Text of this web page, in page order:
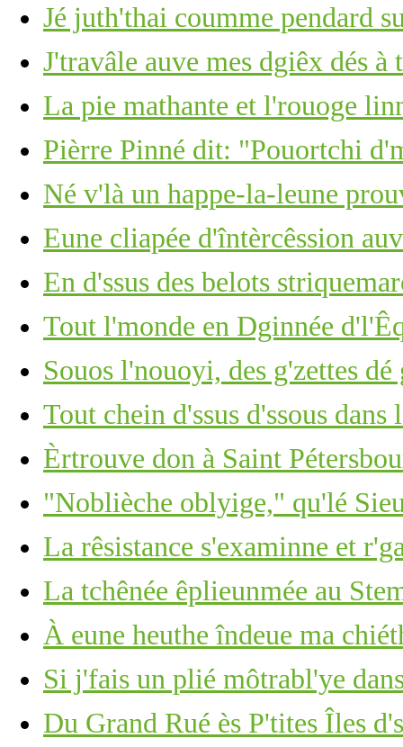
Jé juth'thai coumme pendard
J'travâle auve mes dgiêx dés à
La pie mathante et l'rouoge
Pièrre Pinné dit: "Pouortchi
Né v'là un happe-la-leune
Eune cliapée d'întèrcêssion
En d'ssus des belots
Tout l'monde en Dginnée
Souos l'nouoyi, des g'zettes
Tout chein d'ssus d'ssous dans
Èrtrouve don à Saint
"Noblièche oblyige," qu'lé
La rêsistance s'examinne et
La tchênée êplieunmée au
À eune heuthe îndeue ma
Si j'fais un plié môtrabl'ye
Du Grand Rué ès P'tites Îles